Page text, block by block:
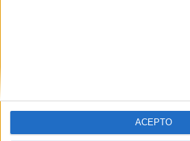
ACEPTO